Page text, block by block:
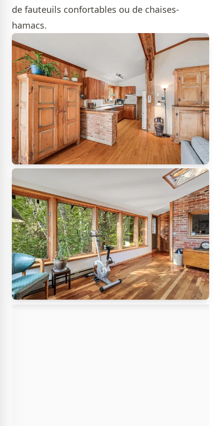
de fauteuils confortables ou de chaises-
hamacs.